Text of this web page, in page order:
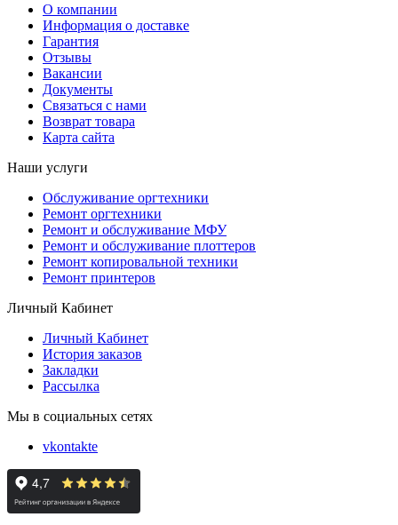
О компании
Информация о доставке
Гарантия
Отзывы
Вакансии
Документы
Связаться с нами
Возврат товара
Карта сайта
Наши услуги
Обслуживание оргтехники
Ремонт оргтехники
Ремонт и обслуживание МФУ
Ремонт и обслуживание плоттеров
Ремонт копировальной техники
Ремонт принтеров
Личный Кабинет
Личный Кабинет
История заказов
Закладки
Рассылка
Мы в социальных сетях
vkontakte